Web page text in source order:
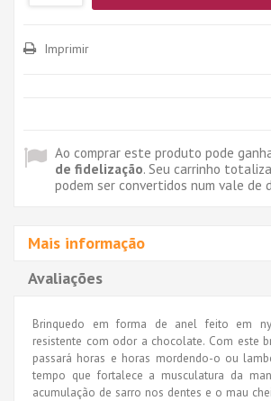
Imprimir
Ao comprar este produto pode
de fidelização. Seu carrinho
podem ser convertidos num vale de
Mais informação
Avaliações
Brinquedo em forma de anel feito em
resistente com odor a chocolate. Com este
passará horas e horas mordendo-o ou
tempo que fortalece a musculatura da
acumulação de sarro nos dentes e o mau